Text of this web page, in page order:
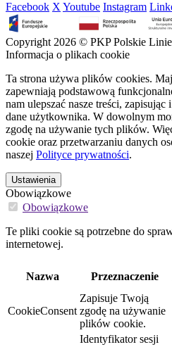
Facebook X Youtube Instagram
Copyright 2026 © PKP Polskie
Informacja o plikach cookie
Ta strona używa plików cookies.
zapewniają podstawową
nam ulepszać nasze treści,
dane użytkownika. W dowolnym
zgodę na używanie tych plików.
cookie oraz przetwarzaniu danych
naszej Polityce prywatności.
Ustawienia
Obowiązkowe
Obowiązkowe
Te pliki cookie są potrzebne do
internetowej.
Nazwa Przeznaczenie
CookieConsent
Zapisuje Twoją
zgodę na używanie
plików cookie.
Identyfikator sesji